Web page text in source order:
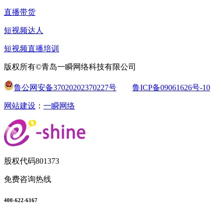
直播带货
短视频达人
短视频直播培训
版权所有©青岛一瞬网络科技有限公司
鲁公网安备37020202370227号 鲁ICP备09061626号-10
网站建设 ： 一瞬网络
股权代码801373
免费咨询热线
400-622-6167